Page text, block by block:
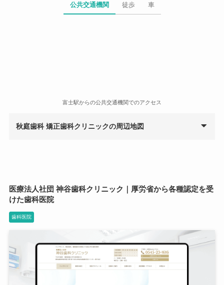
hime k (グレー)
4 か月前
公共交通機関 徒歩 車
富士駅からの公共交通機関でのアクセス
秋庭歯科 矯正歯科クリニックの周辺地図
医療法人社団 神谷歯科クリニック｜厚労省から各種認定を受
けた歯科医院
歯科医院